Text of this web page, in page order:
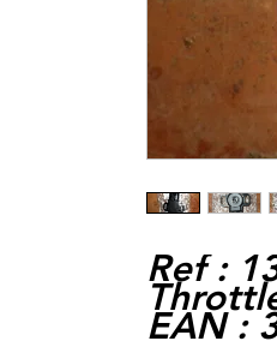
Ref :
EAN :